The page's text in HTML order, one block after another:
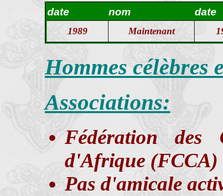
date nom date
1989 Maintenant
Hommes célèbres
Associations:
Fédération des
d'Afrique (FCCA)
Pas d'amicale